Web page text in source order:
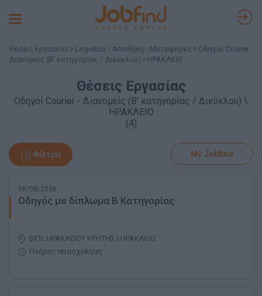
Toggle
Θέσεις Εργασίας Logistics - Αποθήκη - Μεταφορές
Οδηγοί Courier -
Διανομείς (Β' κατηγορίας / Δικύκλου)
ΗΡΑΚΛΕΙΟ
Θέσεις Εργασίας
Οδηγοί Courier - Διανομείς (Β' κατηγορίας / Δικύκλου) \
ΗΡΑΚΛΕΙΟ
(4)
Φίλτρα My Jobfind
06/08/2026
Οδηγός με δίπλωμα Β Κατηγορίας
ΒΙΠΕ ΗΡΑΚΛΕΙΟΥ ΚΡΗΤΗΣ | ΗΡΑΚΛΕΙΟ
Πλήρης απασχόληση